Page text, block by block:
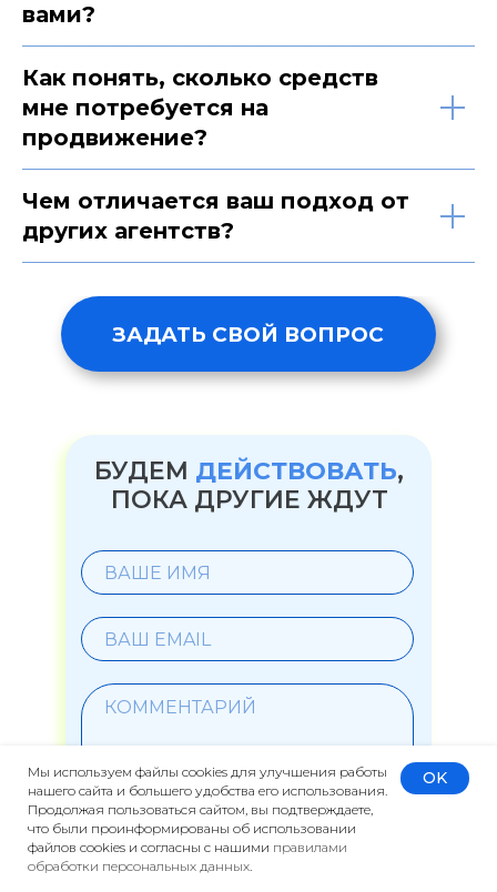
Глобальная PR-кампания
вами?
Как понять, сколько средств
мне потребуется на
продвижение?
Чем отличается ваш подход от
других агентств?
БУДЕМ ДЕЙСТВОВАТЬ,
ПОКА ДРУГИЕ ЖДУТ
ОБСУДИТЬ ПРОЕКТ
Нажимая кнопку "Обсудить проект" вы подтверждаете
Мы используем файлы cookies для улучшения работы
нашего сайта и большего удобства его использования.
Продолжая пользоваться сайтом, вы подтверждаете,
что были проинформированы об использовании
файлов cookies и согласны с нашими правилами
обработки персональных данных.
OK